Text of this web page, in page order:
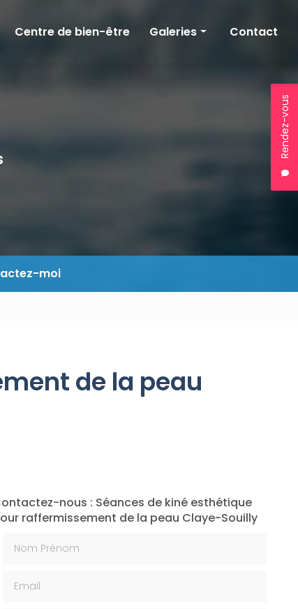
Rendez-vous
Centre de bien-être Galeries Contact
moi
de la peau
nous : Séances de kiné esthétique
raffermissement de la peau Claye-Souilly